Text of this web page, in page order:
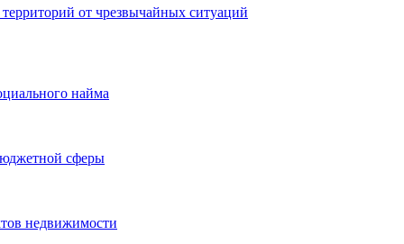
от чрезвычайных ситуаций
найма
сферы
недвижимости